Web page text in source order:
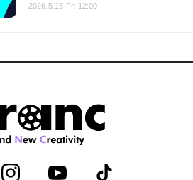
2026.5.15 Fri 12:00